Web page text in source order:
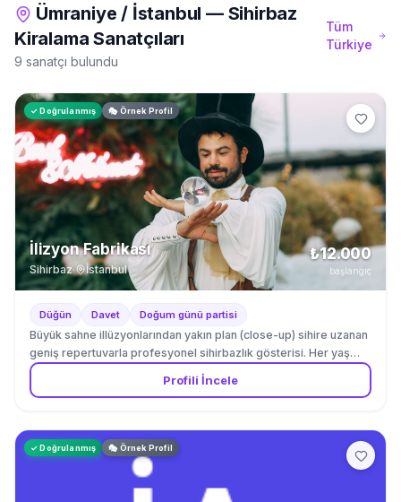
Ümraniye / İstanbul — Sihirbaz
Kiralama Sanatçıları
9 sanatçı bulundu
Tüm
Türkiye
✓ Doğrulanmış 🎭 Örnek Profil
İlizyon Fabrikası
Sihirbaz· İstanbul
₺12.000
başlangıç
Düğün Davet Doğum günü partisi
Büyük sahne illüzyonlarından yakın plan (close-up) sihire uzanan
geniş repertuvarla profesyonel sihirbazlık gösterisi. Her yaş
grubuna uygun program seçenekleri.
Profili İncele
✓ Doğrulanmış 🎭 Örnek Profil